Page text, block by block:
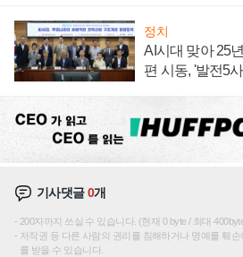
정치
AI시대 맞아 25
편 시동, '발전5
기사댓글0개
200자까지 쓰실 수 있습니다. (현재 0 byte / 최대
저작권 등 다른 사람의 권리를 침해하거나 명예를 훼
를 받을 수 있습니다.